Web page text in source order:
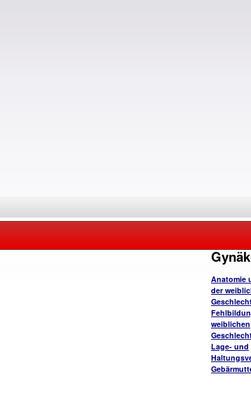
Anatomie
der
weiblichen
Lage- und